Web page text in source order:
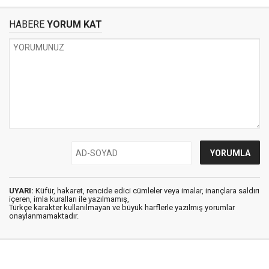
HABERE YORUM KAT
UYARI: Küfür, hakaret, rencide edici cümleler veya imalar, inançlara saldırı
içeren, imla kuralları ile yazılmamış,
Türkçe karakter kullanılmayan ve büyük harflerle yazılmış yorumlar
onaylanmamaktadır.